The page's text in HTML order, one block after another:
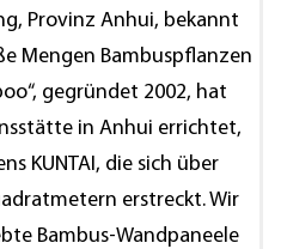
Provinz Anhui, bekannt
Mengen Bambuspflanzen
gegründet 2002, hat
in Anhui errichtet,
KUNTAI, die sich über
erstreckt. Wir
Bambus-Wandpaneele